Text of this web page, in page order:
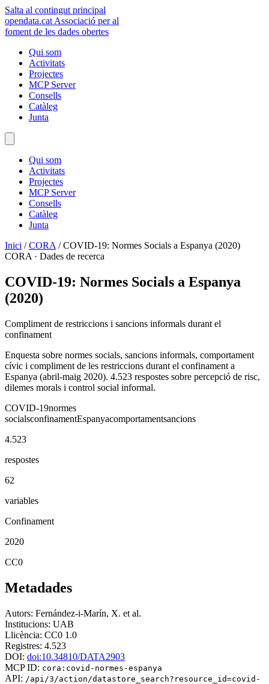
Salta al contingut principal
opendata.cat Associació per al
foment de les dades obertes
Qui som
Activitats
Projectes
MCP Server
Consells
Catàleg
Junta
Qui som
Activitats
Projectes
MCP Server
Consells
Catàleg
Junta
Inici / CORA / COVID-19: Normes Socials a Espanya (2020)
CORA · Dades de recerca
COVID-19: Normes Socials a Espanya
(2020)
Compliment de restriccions i sancions informals durant el
confinament
Enquesta sobre normes socials, sancions informals, comportament
cívic i compliment de les restriccions durant el confinament a
Espanya (abril-maig 2020). 4.523 respostes sobre percepció de risc,
dilemes morals i control social informal.
COVID-19normes
socialsconfinamentEspanyacomportamentsancions
4.523
respostes
62
variables
Confinament
2020
CC0
Metadades
Autors: Fernández-i-Marín, X. et al.
Institucions: UAB
Llicència: CC0 1.0
Registres: 4.523
DOI: doi:10.34810/DATA2903
MCP ID: cora:covid-normes-espanya
API: /api/3/action/datastore_search?resource_id=covid-